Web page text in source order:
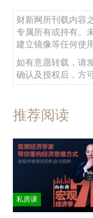
财新网所刊载内容
专属所有或持有。
建立镜像等任何使用
如有意愿转载，请
确认及授权后，方
推荐阅读
私房课